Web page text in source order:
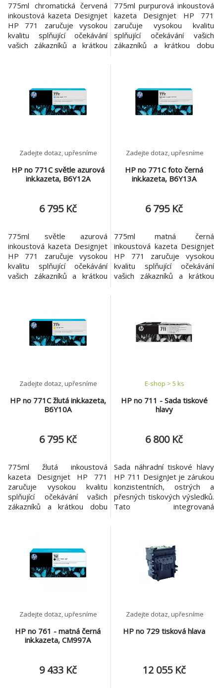
775ml chromatická červená
inkoustová kazeta Designjet
HP 771 zaručuje vysokou
kvalitu splňující očekávání
vašich zákazníků a krátkou
snadný a bezproblémový
tisk. Specifikace *Barvy
tiskových kazet Chromatická
775ml purpurová inkoustová
kazeta Designjet HP 771
zaručuje vysokou kvalitu
splňující očekávání vašich
zákazníků a krátkou dobu
bezproblémový tisk.
Specifikace *Barvy tiskových
kazet Purpurová *Inkoustová
HP no 771C světle azurová
ink.kazeta, B6Y12A
Zadejte dotaz, upřesníme
6 795 Kč
775ml světle azurová
inkoustová kazeta Designjet
HP 771 zaručuje vysokou
kvalitu splňující očekávání
vašich zákazníků a krátkou
snadný a bezproblémový
tisk. Specifikace *Barvy
tiskových kazet Světlá
HP no 771C foto černá
ink.kazeta, B6Y13A
Zadejte dotaz, upřesníme
6 795 Kč
775ml matná černá
inkoustová kazeta Designjet
HP 771 zaručuje vysokou
kvalitu splňující očekávání
vašich zákazníků a krátkou
snadný a bezproblémový
tisk. Specifikace *Barvy
tiskových kazet Fotografická
HP no 771C žlutá ink.kazeta,
B6Y10A
Zadejte dotaz, upřesníme
6 795 Kč
775ml žlutá inkoustová
kazeta Designjet HP 771
zaručuje vysokou kvalitu
splňující očekávání vašich
zákazníků a krátkou dobu
kvalitní, rychlý, snadný a
bezproblémový tisk.
Specifikace *Barvy tiskových
kazet Žlutá *Inkoustová
HP no 711 - Sada tiskové
hlavy
E-shop > 5 ks
6 800 Kč
Sada náhradní tiskové hlavy
HP 711 DesignJet je zárukou
konzistentních, ostrých a
přesných tiskových výsledků.
Tato integrovaná
tiskárnou v podobě
optimalizovaného tiskového
systému. Barva: Černá,
azurová, purpurová, žlutá
HP no 761 - matná černá
ink.kazeta, CM997A
Zadejte dotaz, upřesníme
9 433 Kč
HP no 729 tisková hlava
Zadejte dotaz, upřesníme
12 055 Kč